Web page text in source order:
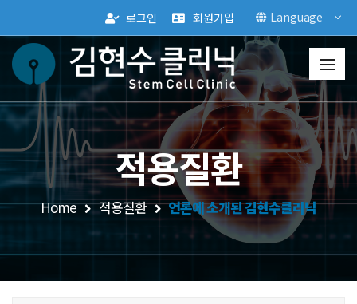
로그인 회원가입 Language
적용질환
Home 적용질환 언론에 소개된 김현수클리닉